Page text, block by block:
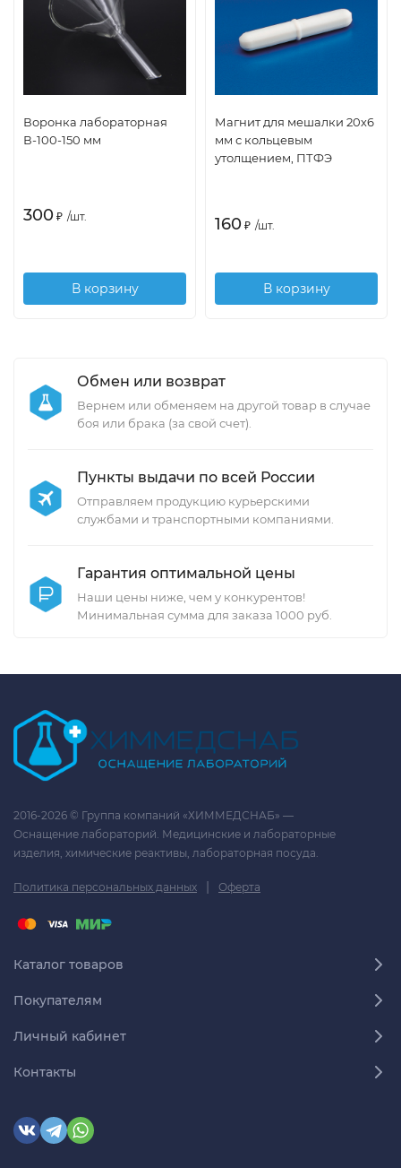
Воронка лабораторная
В-100-150 мм
300 ₽ /шт.
В корзину
Магнит для мешалки 20х6
мм с кольцевым
утолщением, ПТФЭ
160 ₽ /шт.
В корзину
Обмен или возврат
Вернем или обменяем на другой товар в случае
боя или брака (за свой счет).
Пункты выдачи по всей России
Отправляем продукцию курьерскими
службами и транспортными компаниями.
Гарантия оптимальной цены
Наши цены ниже, чем у конкурентов!
Минимальная сумма для заказа 1000 руб.
2016-2026 © Группа компаний «ХИММЕДСНАБ» —
Оснащение лабораторий. Медицинские и лабораторные
изделия, химические реактивы, лабораторная посуда.
Политика персональных данных Оферта
Каталог товаров
Покупателям
Личный кабинет
Контакты